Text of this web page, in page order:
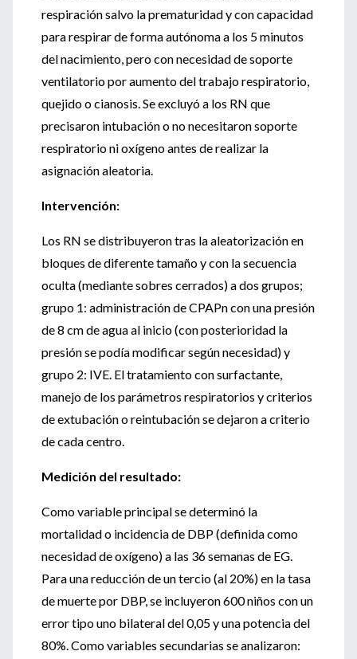
respiración salvo la prematuridad y con capacidad
para respirar de forma autónoma a los 5 minutos
del nacimiento, pero con necesidad de soporte
ventilatorio por aumento del trabajo respiratorio,
quejido o cianosis. Se excluyó a los RN que
precisaron intubación o no necesitaron soporte
respiratorio ni oxígeno antes de realizar la
asignación aleatoria.
Intervención:
Los RN se distribuyeron tras la aleatorización en
bloques de diferente tamaño y con la secuencia
oculta (mediante sobres cerrados) a dos grupos;
grupo 1: administración de CPAPn con una presión
de 8 cm de agua al inicio (con posterioridad la
presión se podía modificar según necesidad) y
grupo 2: IVE. El tratamiento con surfactante,
manejo de los parámetros respiratorios y criterios
de extubación o reintubación se dejaron a criterio
de cada centro.
Medición del resultado:
Como variable principal se determinó la
mortalidad o incidencia de DBP (definida como
necesidad de oxígeno) a las 36 semanas de EG.
Para una reducción de un tercio (al 20%) en la tasa
de muerte por DBP, se incluyeron 600 niños con un
error tipo uno bilateral del 0,05 y una potencia del
80%. Como variables secundarias se analizaron: